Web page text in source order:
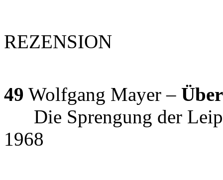
REZENSION
49 Wolfgang Mayer –
Die Sprengung der
1968